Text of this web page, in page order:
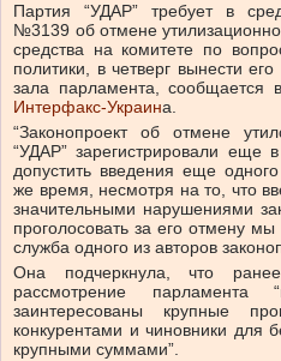
Партия “УДАР” требует в
№3139 об отмене
средства на комитете по
политики, в четверг вынести
зала парламента, сообщается
Интерфакс-Украина.
“Законопроект об отмене
“УДАР” зарегистрировали еще
допустить введения еще
же время, несмотря на то, что
значительными нарушениями
проголосовать за его отмену
служба одного из авторов
Она подчеркнула, что
рассмотрение
заинтересованы крупные
конкурентами и чиновники для
крупными суммами”.